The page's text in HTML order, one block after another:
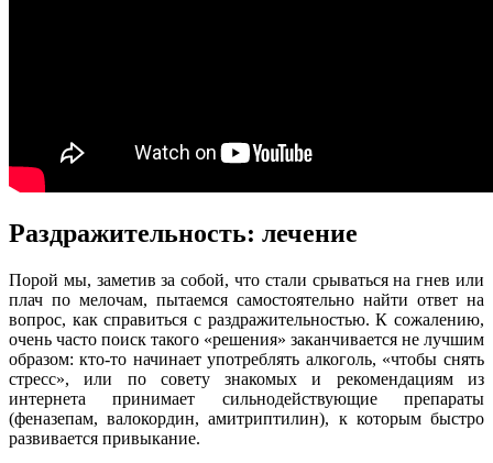
Раздражительность: лечение
Порой мы, заметив за собой, что стали срываться на гнев или
плач по мелочам, пытаемся самостоятельно найти ответ на
вопрос, как справиться с раздражительностью. К сожалению,
очень часто поиск такого «решения» заканчивается не лучшим
образом: кто-то начинает употреблять алкоголь, «чтобы снять
стресс», или по совету знакомых и рекомендациям из
интернета принимает сильнодействующие препараты
(феназепам, валокордин, амитриптилин), к которым быстро
развивается привыкание.